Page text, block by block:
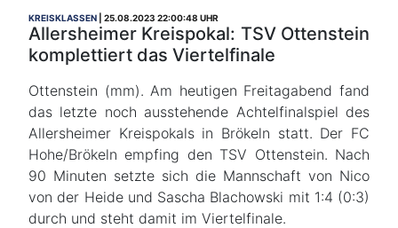
KREISKLASSEN 25.08.2023 22:00:48 UHR
Allersheimer Kreispokal: TSV Ottenstein
komplettiert das Viertelfinale
Ottenstein (mm). Am heutigen Freitagabend fand
das letzte noch ausstehende Achtelfinalspiel des
Allersheimer Kreispokals in Brökeln statt. Der FC
Hohe/Brökeln empfing den TSV Ottenstein. Nach
90 Minuten setzte sich die Mannschaft von Nico
von der Heide und Sascha Blachowski mit 1:4 (0:3)
durch und steht damit im Viertelfinale.